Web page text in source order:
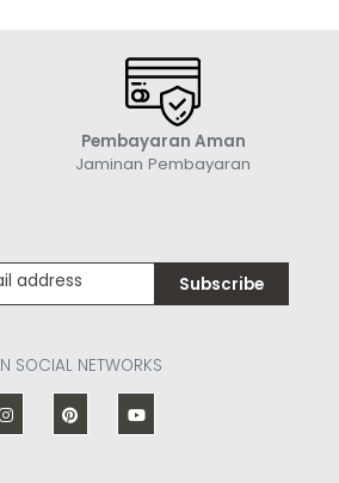
Pembayaran Aman
Jaminan Pembayaran
Subscribe
SOCIAL NETWORKS